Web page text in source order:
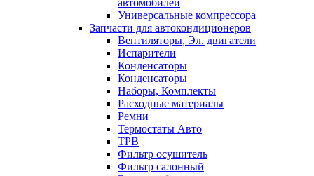
автомобилей
Универсальные компрессора
Запчасти для автокондиционеров
Вентиляторы, Эл. двигатели
Испарители
Конденсаторы
Конденсаторы
Наборы, Комплекты
Расходные материалы
Ремни
Термостаты Авто
ТРВ
Фильтр осушитель
Фильтр салонный